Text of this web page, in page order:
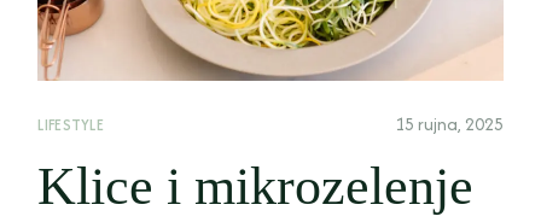
LIFESTYLE 15 rujna, 2025
Klice i mikrozelenje